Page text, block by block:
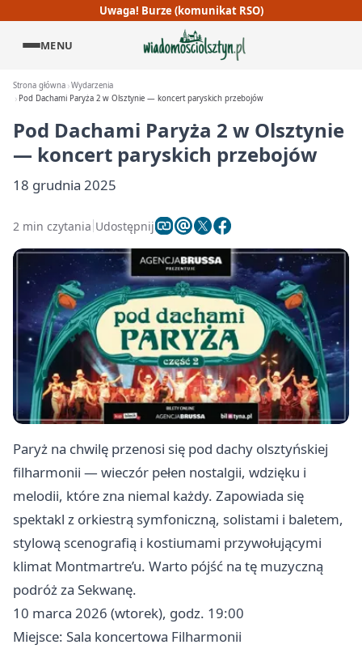
Uwaga! Burze (komunikat RSO)
MENU
Strona główna Wydarzenia
Pod Dachami Paryża 2 w Olsztynie — koncert paryskich przebojów
Pod Dachami Paryża 2 w Olsztynie
— koncert paryskich przebojów
18 grudnia 2025
2 min czytania Udostępnij
Paryż na chwilę przenosi się pod dachy olsztyńskiej
filharmonii — wieczór pełen nostalgii, wdzięku i
melodii, które zna niemal każdy. Zapowiada się
spektakl z orkiestrą symfoniczną, solistami i baletem,
stylową scenografią i kostiumami przywołującymi
klimat Montmartre’u. Warto pójść na tę muzyczną
podróż za Sekwanę.
10 marca 2026 (wtorek), godz. 19:00
Miejsce: Sala koncertowa Filharmonii